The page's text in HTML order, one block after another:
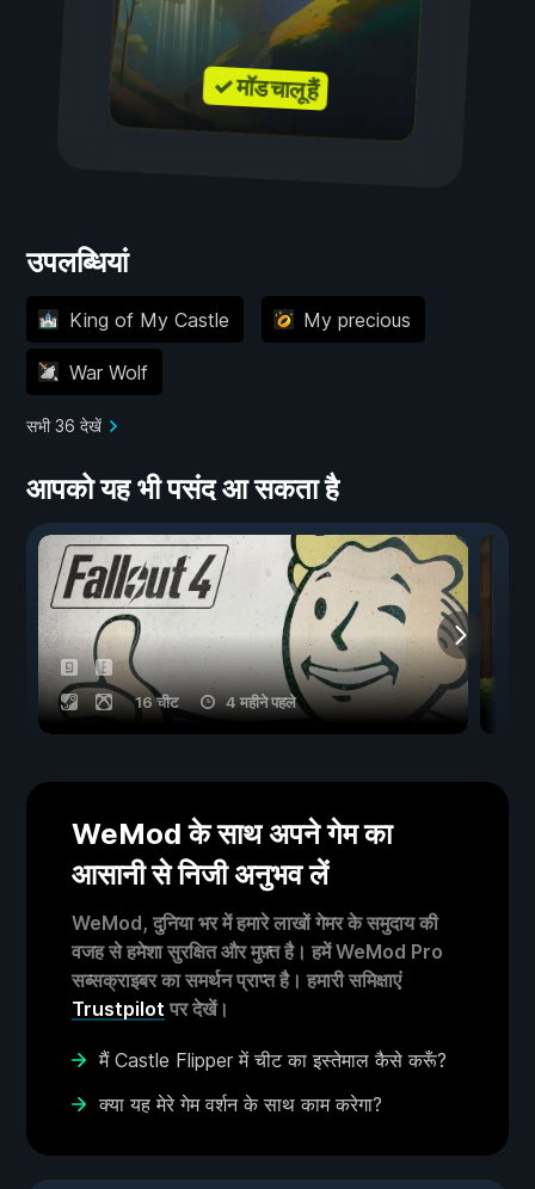
✓ मॉड चालू हैं
उपलब्धियां
King of My Castle My precious
War Wolf
सभी 36 देखें
आपको यह भी पसंद आ सकता है
16 चीट 4 महीने पहले
WeMod के साथ अपने गेम का
आसानी से निजी अनुभव लें
WeMod, दुनिया भर में हमारे लाखों गेमर के समुदाय की
वजह से हमेशा सुरक्षित और मुफ़्त है। हमें WeMod Pro
सब्सक्राइबर का समर्थन प्राप्त है। हमारी समिक्षाएं
Trustpilot पर देखें।
मैं Castle Flipper में चीट का इस्तेमाल कैसे करूँ?
क्या यह मेरे गेम वर्शन के साथ काम करेगा?